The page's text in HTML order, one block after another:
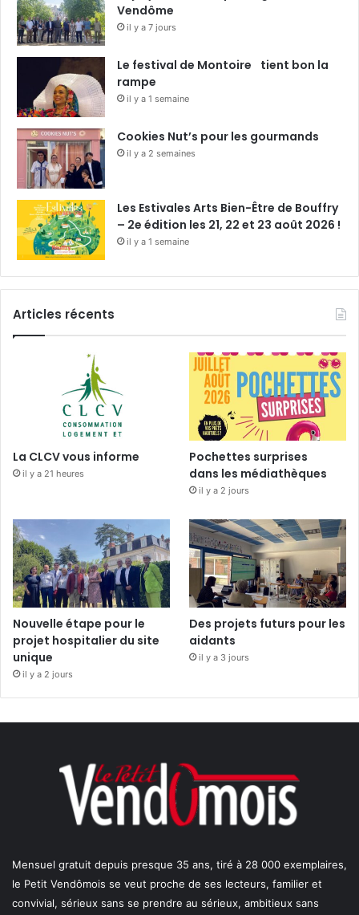
Vendôme
il y a 7 jours
Le festival de Montoire tient bon la
rampe
il y a 1 semaine
Cookies Nut’s pour les gourmands
il y a 2 semaines
Les Estivales Arts Bien-Être de Bouffry
– 2e édition les 21, 22 et 23 août 2026 !
il y a 1 semaine
Articles récents
La CLCV vous informe
il y a 21 heures
Pochettes surprises
dans les médiathèques
il y a 2 jours
Nouvelle étape pour le
projet hospitalier du site
unique
il y a 2 jours
Des projets futurs pour les
aidants
il y a 3 jours
Mensuel gratuit depuis presque 35 ans, tiré à 28 000 exemplaires,
le Petit Vendômois se veut proche de ses lecteurs, familier et
convivial, sérieux sans se prendre au sérieux, ambitieux sans